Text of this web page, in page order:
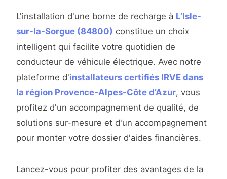
L'installation d'une borne de recharge à L’Isle-
sur-la-Sorgue (84800) constitue un choix
intelligent qui facilite votre quotidien de
conducteur de véhicule électrique. Avec notre
plateforme d'installateurs certifiés IRVE dans
la région Provence-Alpes-Côte d’Azur, vous
profitez d'un accompagnement de qualité, de
solutions sur-mesure et d'un accompagnement
pour monter votre dossier d'aides financières.
Lancez-vous pour profiter des avantages de la